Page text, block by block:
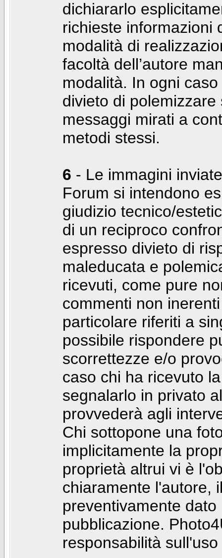
dichiararlo
richieste informazioni
modalità di
facoltà dell’autore
modalità. In ogni
divieto di
messaggi mirati a
metodi stessi.
6 - Le immagini
Forum si intendono
giudizio tecnico/
di un reciproco
espresso divieto di
maleducata e
ricevuti, come pure
commenti non
particolare riferiti a
possibile rispondere
scorrettezze e/o
caso chi ha ricevuto
segnalarlo in privato
provvederà agli
Chi sottopone una
implicitamente la
proprietà altrui vi è
chiaramente l'autore,
preventivamente
pubblicazione.
responsabilità